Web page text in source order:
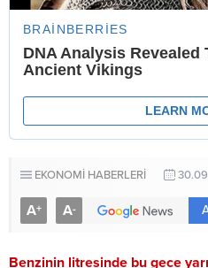
EKONOMİ HABERLERİ
A+ A-
Benzinin litresinde bu gece